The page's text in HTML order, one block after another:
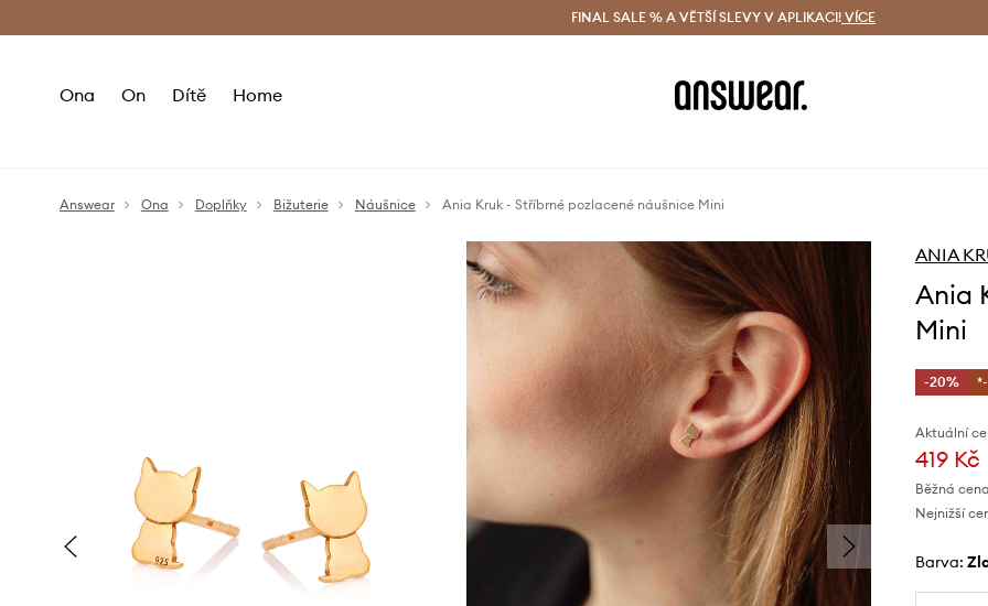
Doručení a vrácení zdarma (od 1800 Kč) Doručení i do 24 h
FINAL SALE % A VĚTŠÍ SLEVY V APLIKACI! VÍCE
Ona On Dítě Home
Answear Ona Doplňky Bižuterie Náušnice Ania Kruk - Stříbrné pozlacené náušnice Mini
ANIA
Ania
Mini
-20%
Aktuální
419 Kč
Běžná
Nejnižší
Barva: